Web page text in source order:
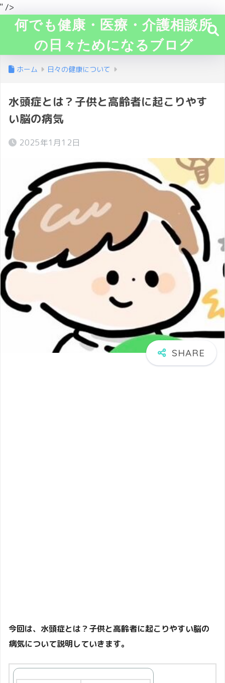
" />
何でも健康・医療・介護相談所
の日々ためになるブログ
ホーム 日々の健康について
水頭症とは？子供と高齢者に起こりやす
い脳の病気
2025年1月12日
今回は、水頭症とは？子供と高齢者に起こりやすい脳の
病気について説明していきます。